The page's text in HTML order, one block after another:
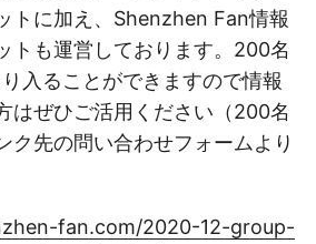
トに加え、Shenzhen Fan情報
トも運営しております。200名
入ることができますので情報
はぜひご活用ください（200名
ク先の問い合わせフォームより
fan.com/2020-12-group-